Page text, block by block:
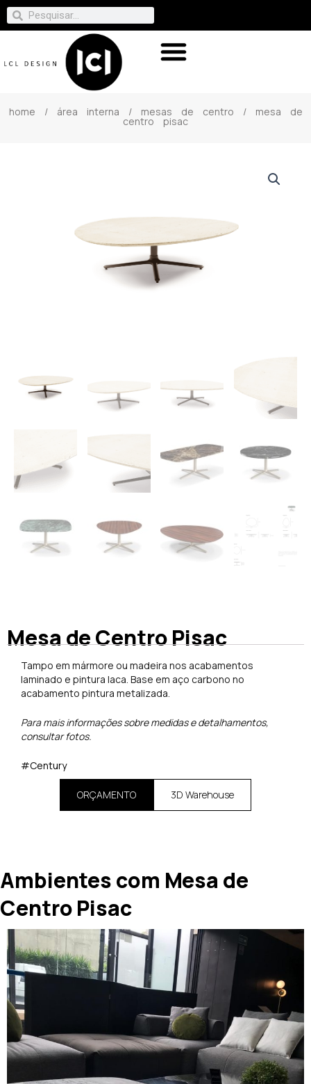
home / área interna / mesas de centro / mesa de
centro pisac
Mesa de Centro Pisac
Tampo em mármore ou madeira nos acabamentos
laminado e pintura laca. Base em aço carbono no
acabamento pintura metalizada.
Para mais informações sobre medidas e detalhamentos,
consultar fotos.
#Century
ORÇAMENTO 3D Warehouse
Ambientes com Mesa de
Centro Pisac